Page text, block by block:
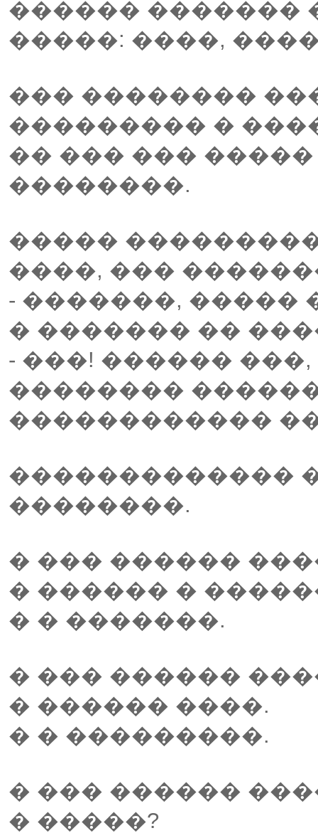
������ �������
�����: ����,
��� ��������
��������� �
�� ��� ���
��������.
�����
����, ���
- �������, �����
� ������� ��
- ���! ������
��������
������������
�������������
��������.
� ��� ������
� ������ �
� � �������.
� ��� ������
� ������ ����.
� � ���������.
� ��� ������
� �����?